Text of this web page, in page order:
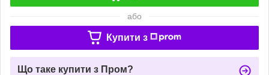
або
Купити з
Що таке купити з Пром?